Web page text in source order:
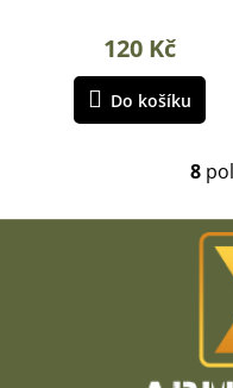
120 Kč
Do košíku
8
Z